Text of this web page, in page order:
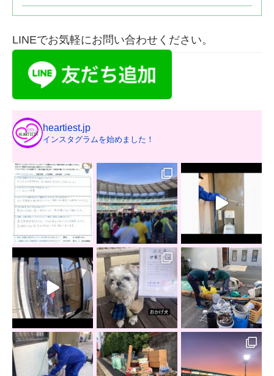
LINEでお気軽にお問い合わせください。
heartiest.jp
インスタグラムを始めました！